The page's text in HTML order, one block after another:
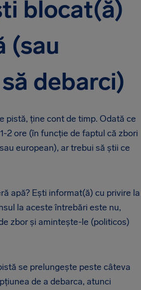
blocat(ă)
(sau
debarci)
pistă, ține cont de timp. Odată ce
2 ore (în funcție de faptul că zbori
european), ar trebui să știi ce
apă? Ești informat(ă) cu privire la
la aceste întrebări este nu,
zbor și amintește-le (politicos)
se prelungește peste câteva
de a debarca, atunci